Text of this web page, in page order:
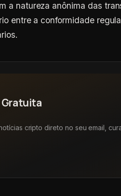
a natureza anônima das
entre a conformidade
cripto direto no seu email,